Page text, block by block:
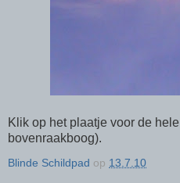
Klik op het plaatje voor de hele
bovenraakboog).
Blinde Schildpad op 13.7.10